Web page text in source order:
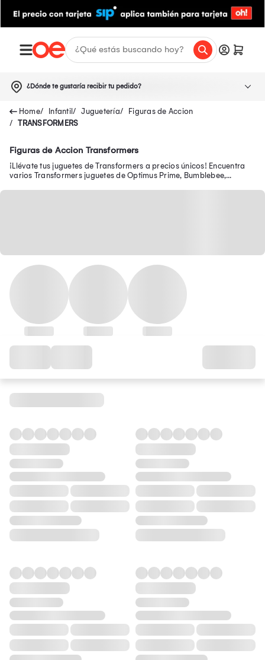
¿Dónde te gustaría recibir tu pedido?
Infantil Juguetería
Figuras de Accion
TRANSFORMERS
Figuras de Accion Transformers
¡Llévate tus juguetes de Transformers a precios únicos! Encuentra
varios Transformers juguetes de Optimus Prime, Bumblebee,